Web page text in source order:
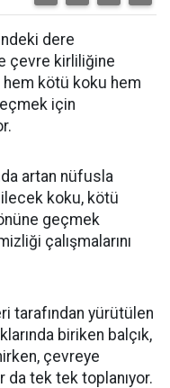
dere
çevre kirliliğine
hem kötü koku hem
için
artan nüfusla
koku, kötü
geçmek
çalışmalarını
tarafından yürütülen
biriken balçık,
çevreye
da tek tek toplanıyor.